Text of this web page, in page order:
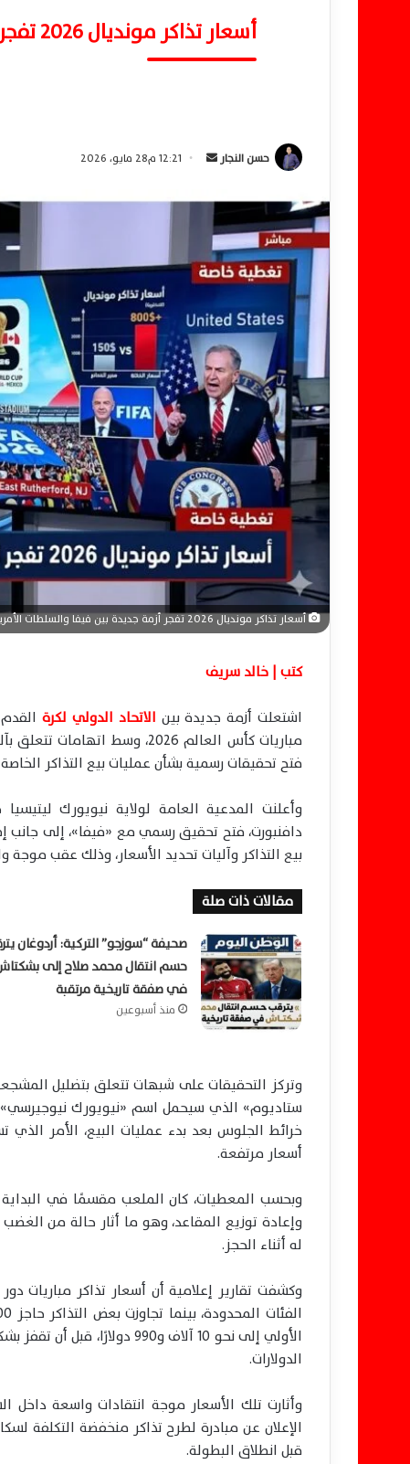
أسعار تذاكر مونديال 2026 تفجر أزمة جديدة بين فيفا والسلطات الأمريكية
حسن النجار
س
ر
ي
د
ا
إ
ل
ك
ر
و
ن
ي
ا
12:21 م28 مايو، 2026
أسعار تذاكر مونديال 2026 تفجر أزمة جديدة بين فيفا والسلطات الأمريكية
كتب | خالد سريف
اشتعلت أزمة جديدة بين الاتحاد الدولي لكرةالقدم
مباريات كأس العالم 2026،
فتح تحقيقات رسمية بشأن عمليات بيع التذاكر الخاصة
وأعلنت المدعية العامة لولاية نيويورك
دافنبورت، فتح تحقيق رسمي مع «فيفا»، إلى
بيع التذاكر وآليات تحديد الأسعار، وذلك عقب
مقالات ذات صلة
صحيفة “سوزجو” التركية: أردوغان
حسم انتقال محمد صلاح إلى
في صفقة تاريخية مرتقبة
منذ أسبوعين
وتركز التحقيقات على شبهات تتعلق بتضليل
ستاديوم» الذي سيحمل اسم «نيويورك
خرائط الجلوس بعد بدء عمليات البيع، الأمر
أسعار مرتفعة.
وبحسب المعطيات، كان الملعب مقسمًا في
وإعادة توزيع المقاعد، وهو ما أثار حالة من
له أثناء الحجز.
الأولي إلى نحو 10 آلاف
الدولارات.
وأثارت تلك الأسعار موجة انتقادات واسعة
الإعلان عن مبادرة لطرح تذاكر منخفضة التكلفة
قبل انطلاق البطولة.